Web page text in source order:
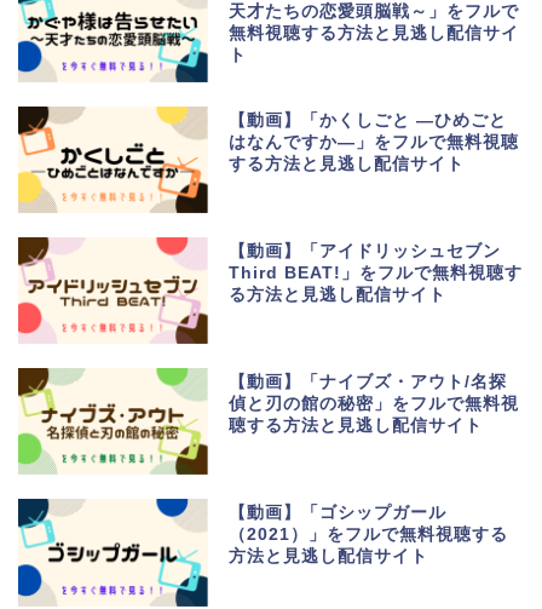
天才たちの恋愛頭脳戦～」をフルで
無料視聴する方法と見逃し配信サイ
ト
【動画】「かくしごと ―ひめごと
はなんですか―」をフルで無料視聴
する方法と見逃し配信サイト
【動画】「アイドリッシュセブン
Third BEAT!」をフルで無料視聴す
る方法と見逃し配信サイト
【動画】「ナイブズ・アウト/名探
偵と刃の館の秘密」をフルで無料視
聴する方法と見逃し配信サイト
【動画】「ゴシップガール
（2021）」をフルで無料視聴する
方法と見逃し配信サイト